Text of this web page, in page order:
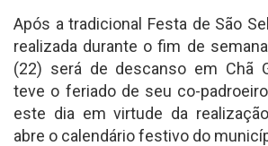
Após a tradicional Festa de São
realizada durante o fim de
(22) será de descanso em Chã
teve o feriado de seu co-
este dia em virtude da
abre o calendário festivo do